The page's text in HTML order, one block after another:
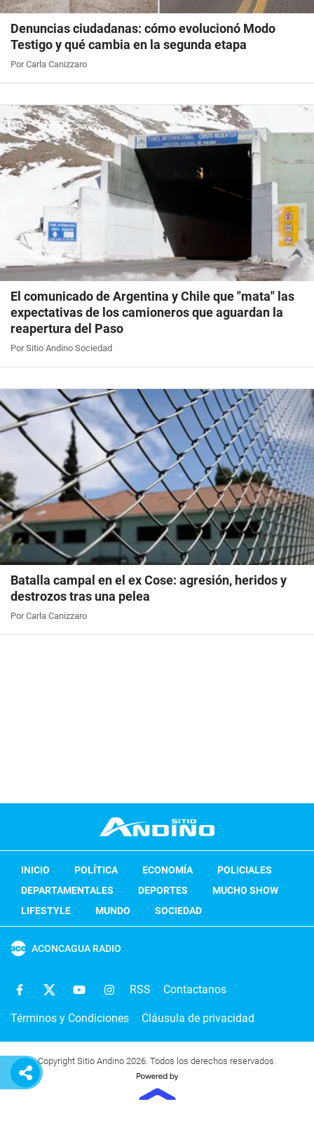
Denuncias ciudadanas: cómo evolucionó Modo
Testigo y qué cambia en la segunda etapa
Por Carla Canizzaro
El comunicado de Argentina y Chile que "mata" las
expectativas de los camioneros que aguardan la
reapertura del Paso
Por Sitio Andino Sociedad
Batalla campal en el ex Cose: agresión, heridos y
destrozos tras una pelea
Por Carla Canizzaro
INICIO POLÍTICA ECONOMÍA
POLICIALES
DEPARTAMENTALES
DEPORTES
MUCHO SHOW
LIFESTYLE
MUNDO SOCIEDAD
ACONCAGUA RADIO
RSS Contactanos
Términos y Condiciones Cláusula de privacidad
Copyright Sitio Andino 2026. Todos los derechos reservados.